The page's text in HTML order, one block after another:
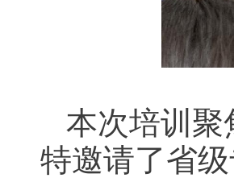
本次培训聚
特邀请了省